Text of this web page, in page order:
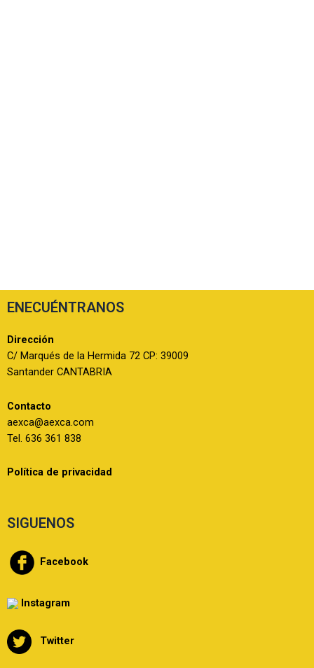
ENECUÉNTRANOS
Dirección
C/ Marqués de la Hermida 72 CP: 39009
Santander CANTABRIA
Contacto
aexca@aexca.com
Tel. 636 361 838
Política de privacidad
SIGUENOS
Facebook
Instagram
Twitter